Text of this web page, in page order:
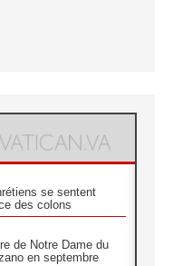
se sentent
des colons
de Notre Dame du
en septembre